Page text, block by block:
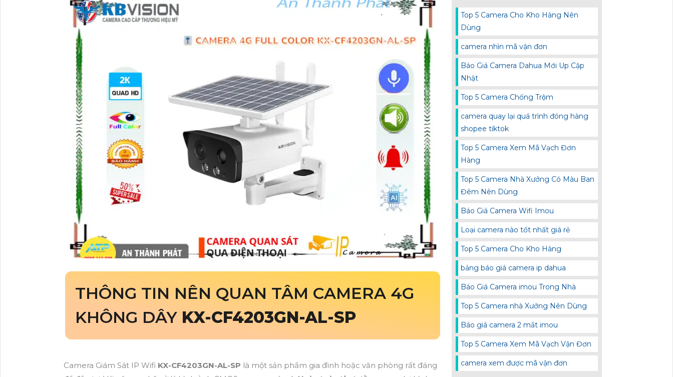
THÔNG TIN NÊN QUAN TÂM CAMERA 4G
KHÔNG DÂY KX-CF4203GN-AL-SP
Camera Giám Sát IP Wifi KX-CF4203GN-AL-SP là một sản phẩm gia đình hoặc văn phòng rất đáng
Top 5 Camera Cho Kho Hàng Nên
Dùng
camera nhìn mã vận đơn
Báo Giá Camera Dahua Mới Up Cập
Nhật
Top 5 Camera Chống Trộm
camera quay lại quá trình đóng hàng
shopee tiktok
Top 5 Camera Xem Mã Vạch Đơn
Hàng
Top 5 Camera Nhà Xưởng Có Màu Ban
Đêm Nên Dùng
Báo Giá Camera Wifi Imou
Loại camera nào tốt nhất giá rẻ
Top 5 Camera Cho Kho Hàng
bảng báo giá camera ip dahua
Báo Giá Camera imou Trong Nhà
Top 5 Camera nhà Xưởng Nên Dùng
Báo giá camera 2 mắt imou
Top 5 Camera Xem Mã Vạch Vận Đơn
camera xem được mã vận đơn